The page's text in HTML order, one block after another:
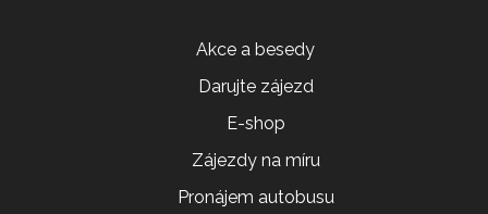
Akce a besedy
Darujte zájezd
E-shop
Zájezdy na míru
Pronájem autobusu